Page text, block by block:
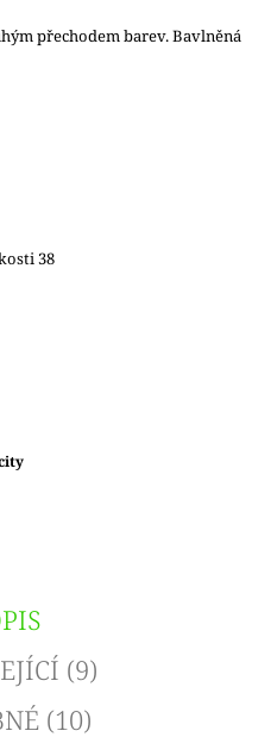
přechodem barev. Bavlněná
38
(9)
(10)